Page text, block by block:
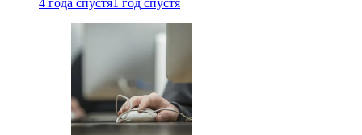
4 года спустя 1 год спустя